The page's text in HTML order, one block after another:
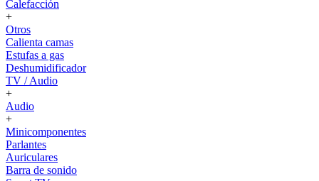
Calefacción
+
Otros
Calienta camas
Estufas a gas
Deshumidificador
TV / Audio
+
Audio
+
Minicomponentes
Parlantes
Auriculares
Barra de sonido